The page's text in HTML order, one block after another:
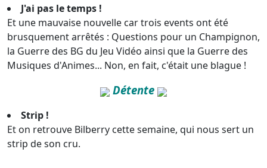
J'ai pas le temps !
Et une mauvaise nouvelle car trois events ont été
brusquement arrêtés : Questions pour un Champignon,
la Guerre des BG du Jeu Vidéo ainsi que la Guerre des
Musiques d'Animes... Non, en fait, c'était une blague !
Détente
Strip !
Et on retrouve Bilberry cette semaine, qui nous sert un
strip de son cru.